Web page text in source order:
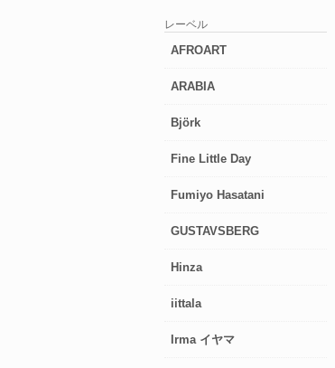
レーベル
AFROART
ARABIA
Björk
Fine Little Day
Fumiyo Hasatani
GUSTAVSBERG
Hinza
iittala
Irma イヤマ